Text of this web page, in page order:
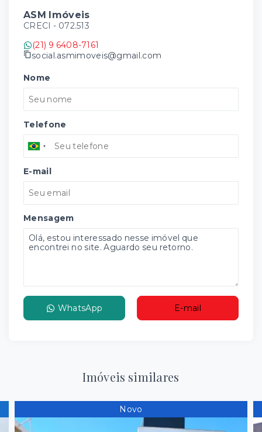
ASM Imóveis
CRECI - 072.513
(21) 9 6408-7161
social.asmimoveis@gmail.com
Nome
Telefone
E-mail
Mensagem
WhatsApp E-mail
Imóveis similares
Novo